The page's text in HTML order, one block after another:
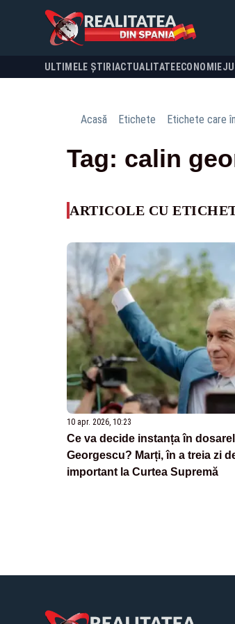
ULTIMELE ȘTIRI ACTUALITATE ECONOMIE
Acasă Etichete Etichete care
Tag: calin
ARTICOLE CU
10 apr. 2026, 10:23
Ce va decide instanța în
Georgescu? Marți, în a treia zi
important la Curtea Supremă